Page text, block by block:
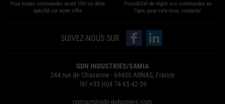
Pour toutes commandes avant 15H ou délai
spécifié sur notre offre
Possibilité de régler vos commandes en
ligne, pour cela nous contacter
SUIVEZ-NOUS SUR
Suivez-nous sur Facebook
Suivez-nous sur LinkedIn
GDN INDUSTRIES/SAMIA
244 rue de Chavanne - 69400 ARNAS, France
Tél : +33 (0)4 74 65 42 09
contact@gdn-industries.com